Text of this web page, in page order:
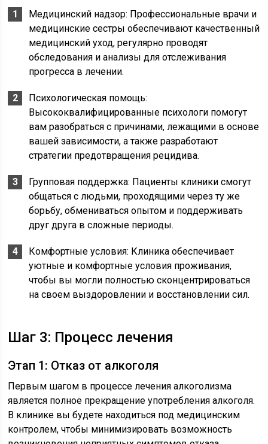
Медицинский надзор: Профессиональные врачи и
медицинские сестры обеспечивают качественный
медицинский уход, регулярно проводят
обследования и анализы для отслеживания
прогресса в лечении.
Психологическая помощь:
Высококвалифицированные психологи помогут
вам разобраться с причинами, лежащими в основе
вашей зависимости, а также разработают
стратегии предотвращения рецидива.
Групповая поддержка: Пациенты клиники смогут
общаться с людьми, проходящими через ту же
борьбу, обмениваться опытом и поддерживать
друг друга в сложные периоды.
Комфортные условия: Клиника обеспечивает
уютные и комфортные условия проживания,
чтобы вы могли полностью сконцентрироваться
на своем выздоровлении и восстановлении сил.
Шаг 3: Процесс лечения
Этап 1: Отказ от алкоголя
Первым шагом в процессе лечения алкоголизма
является полное прекращение употребления алкоголя.
В клинике вы будете находиться под медицинским
контролем, чтобы минимизировать возможность